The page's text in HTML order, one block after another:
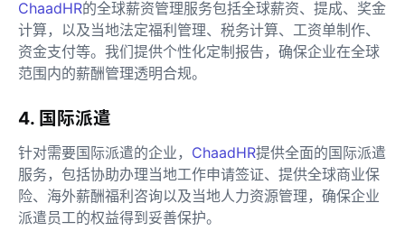
ChaadHR的全球薪资管理服务包括全球薪资、提成、奖金
计算，以及当地法定福利管理、税务计算、工资单制作、
资金支付等。我们提供个性化定制报告，确保企业在全球
范围内的薪酬管理透明合规。
4. 国际派遣
针对需要国际派遣的企业， ChaadHR提供全面的国际派遣
服务，包括协助办理当地工作申请签证、提供全球商业保
险、海外薪酬福利咨询以及当地人力资源管理，确保企业
派遣员工的权益得到妥善保护。